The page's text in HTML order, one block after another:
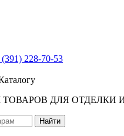
228-70-53
ТОВАРОВ ДЛЯ ОТДЕЛКИ